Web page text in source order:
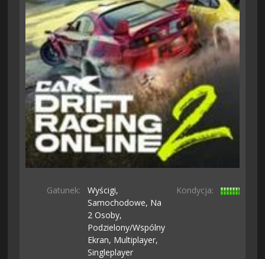
Gatunek:
Wyścigi,
Samochodowe, Na
2 Osoby,
Podzielony/wspólny
Ekran, Multiplayer,
Singleplayer
Kondycja: